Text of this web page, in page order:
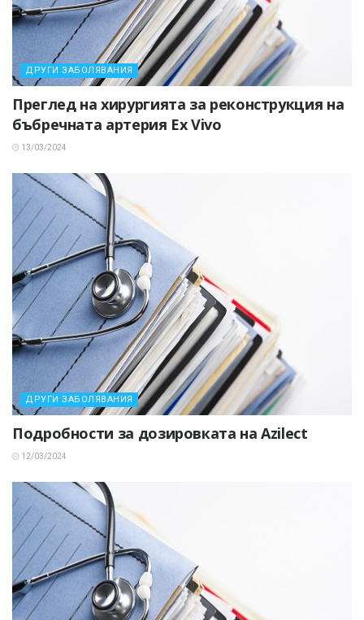
ДРУГИ ЗАБОЛЯВАНИЯ
Преглед на хирургията за реконструкция на
бъбречната артерия Ex Vivo
13/03/2024
ДРУГИ ЗАБОЛЯВАНИЯ
Подробности за дозировката на Azilect
12/03/2024